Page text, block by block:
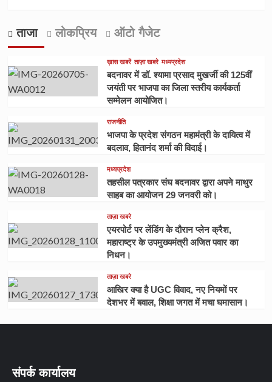
ताजा लोकप्रिय ऑटो गैजेट
ख़ास खबरें ताज़ा खबरे मध्यप्रदेश
बदनावर में डॉ. श्यामा प्रसाद मुखर्जी की 125वीं
जयंती पर भाजपा का जिला स्तरीय कार्यकर्ता
सम्मेलन आयोजित।
राजनीति
भाजपा के प्रदेश संगठन महामंत्री के दायित्व में
बदलाव, हितानंद शर्मा की विदाई।
मध्यप्रदेश
तहसील पत्रकार संघ बदनावर द्वारा अपने माथुर
साहब का आयोजन 29 जनवरी को।
ताज़ा खबरे
एयरपोर्ट पर लेंडिंग के दौरान प्लेन क्रैश,
महाराष्ट्र के उपमुख्यमंत्री अजित पवार का
निधन।
ताज़ा खबरे
आखिर क्या है UGC विवाद, नए नियमों पर
देशभर में बवाल, शिक्षा जगत में मचा घमासान।
संपर्क कार्यालय